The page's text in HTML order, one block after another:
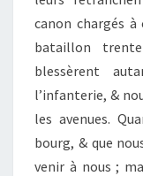
canon chargés
bataillon
blessèrent
l’infanterie, &
les avenues.
bourg, & que
venir à nous ;